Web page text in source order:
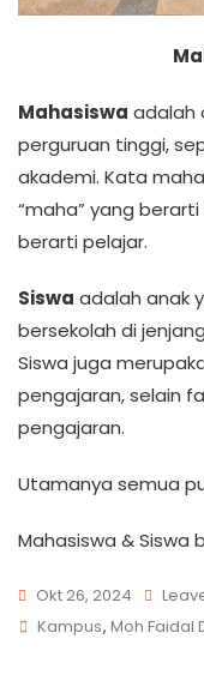
Mahasiswa adalah
perguruan tinggi,
akademi. Kata
“maha” yang
berarti pelajar.
Siswa adalah anak
bersekolah di
Siswa juga
pengajaran, selain
pengajaran.
Utamanya semua
Mahasiswa & Siswa
Okt 26, 2024
Kampus, Moh Faidal